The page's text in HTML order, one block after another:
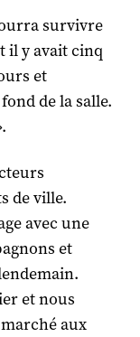
survivre
il y avait cinq
et
de la salle.
de ville.
avec une
et
et nous
aux